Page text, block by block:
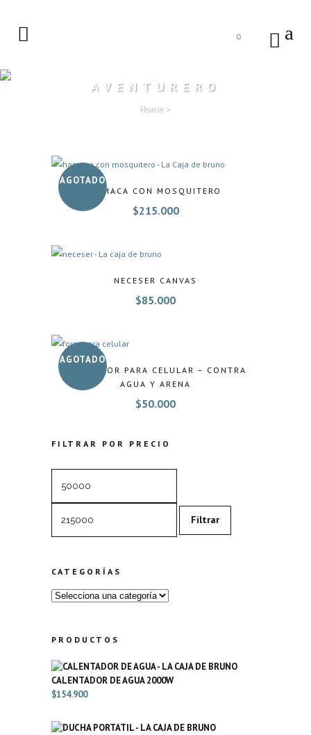
0
AVENTURERO
Home>
FILTRAR POR PRECIO
Filtrar
CATEGORÍAS
PRODUCTOS
CALENTADOR DE AGUA 2000W
$154.900
AGOTADO
HAMACA CON MOSQUITERO
$215.000
NECESER CANVAS
$85.000
AGOTADO
PROTECTOR PARA CELULAR – CONTRA
AGUA Y ARENA
$50.000